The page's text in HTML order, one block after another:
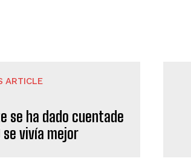
ARTICLE
se ha dado cuentade
se vivía mejor